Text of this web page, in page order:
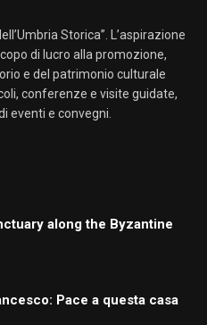
Storica”. L’aspirazione
di lucro alla promozione,
e del patrimonio culturale
conferenze e visite guidate,
eventi e convegni.
along the Byzantine
Pace a questa casa